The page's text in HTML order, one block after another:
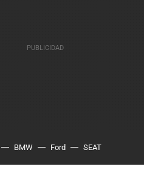
BMW Ford SEAT